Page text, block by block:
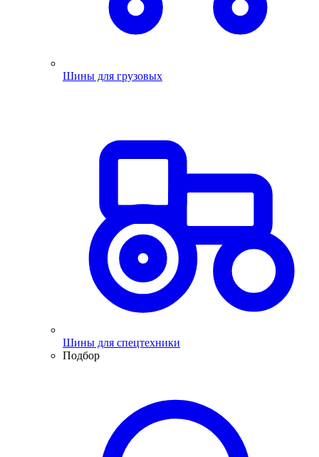
Шины для грузовых
Шины для спецтехники
Подбор